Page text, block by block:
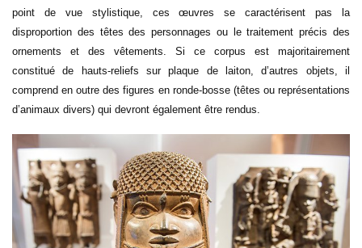
point de vue stylistique, ces œuvres se caractérisent pas la
disproportion des têtes des personnages ou le traitement précis des
ornements et des vêtements. Si ce corpus est majoritairement
constitué de hauts-reliefs sur plaque de laiton, d’autres objets, il
comprend en outre des figures en ronde-bosse (têtes ou représentations
d’animaux divers) qui devront également être rendus.